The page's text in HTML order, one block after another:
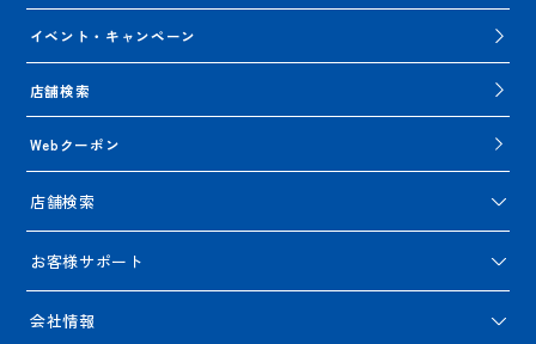
イベント・キャンペーン
店舗検索
Webクーポン
店舗検索
お客様サポート
会社情報